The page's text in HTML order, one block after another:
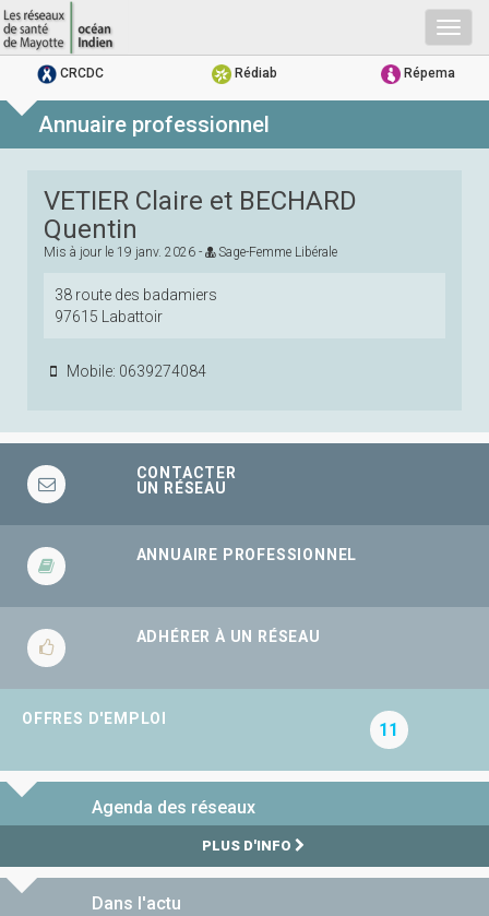
CRCDC Rédiab Répema
Annuaire professionnel
VETIER Claire et BECHARD
Quentin
Mis à jour le 19 janv. 2026 - Sage-Femme Libérale
38 route des badamiers
97615 Labattoir
Mobile: 0639274084
CONTACTER
UN RÉSEAU
ANNUAIRE PROFESSIONNEL
ADHÉRER À UN RÉSEAU
OFFRES D'EMPLOI
11
Agenda des réseaux
PLUS D'INFO
Dans l'actu